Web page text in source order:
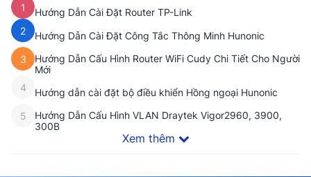
1
Hướng Dẫn Cài Đặt Router TP-Link
2
Hướng Dẫn Cài Đặt Công Tắc Thông Minh Hunonic
3
Hướng Dẫn Cấu Hình Router WiFi Cudy Chi Tiết Cho Người
Mới
4
Hướng dẫn cài đặt bộ điều khiển Hồng ngoại Hunonic
5
Hướng Dẫn Cấu Hình VLAN Draytek Vigor2960, 3900,
300B
Xem thêm